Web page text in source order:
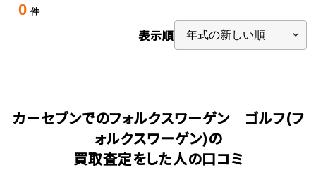
0 件
表示順
カーセブンでのフォルクスワーゲン ゴルフ(フ
ォルクスワーゲン)の
買取査定をした人の口コミ